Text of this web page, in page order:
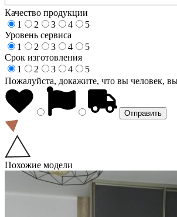
Качество продукции
1
2 3 4
5
Уровень сервиса
1
2 3 4
5
Срок изготовления
1
2 3 4
5
Пожалуйста, докажите, что вы человек,
Похожие модели